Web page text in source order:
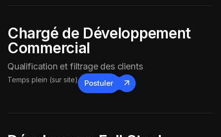
Chargé de Développement
Commercial
Qualification et filtrage des clients
Temps plein (sur site) Postuler